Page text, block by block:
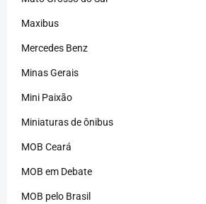
Maxibus
Mercedes Benz
Minas Gerais
Mini Paixão
Miniaturas de ônibus
MOB Ceará
MOB em Debate
MOB pelo Brasil